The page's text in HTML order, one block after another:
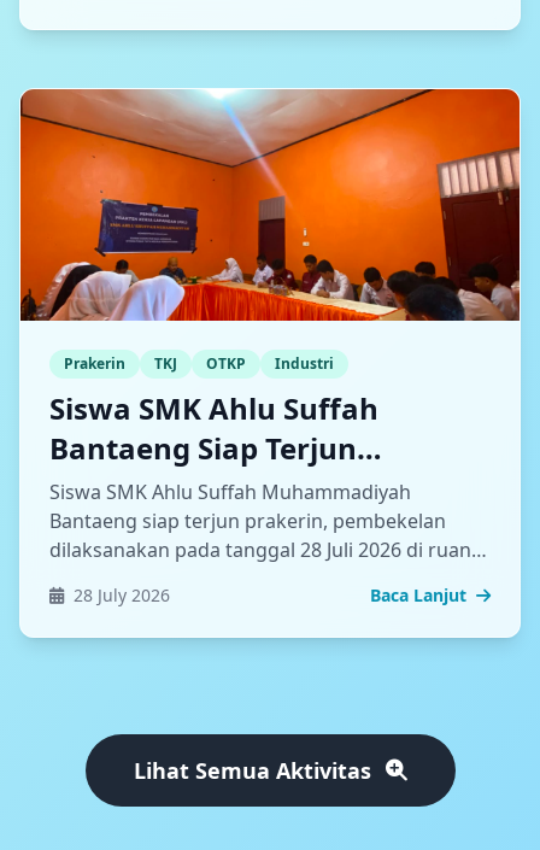
Prakerin TKJ OTKP Industri
Siswa SMK Ahlu Suffah
Bantaeng Siap Terjun
Prakerin, Kepsek: Jaga Nama
Baik Almamater!
Siswa SMK Ahlu Suffah Muhammadiyah
Bantaeng siap terjun prakerin, pembekelan
dilaksanakan pada tanggal 28 Juli 2026 di ruang
28 July 2026 Baca Lanjut
Lihat Semua Aktivitas